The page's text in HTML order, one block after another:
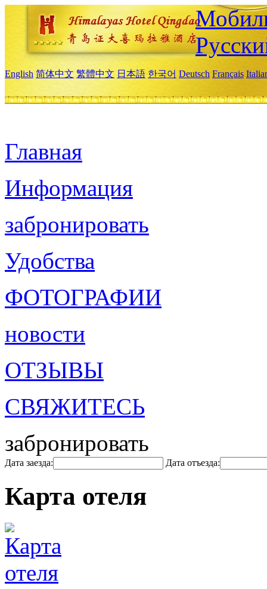
English 简体中文 繁體中文 日本語 한국어 Deutsch Français
Главная
Информация
забронировать
Удобства
ФОТОГРАФИИ
новости
ОТЗЫВЫ
СВЯЖИТЕСЬ
забронировать
Дата заезда: Дата отъезда:
Карта отеля